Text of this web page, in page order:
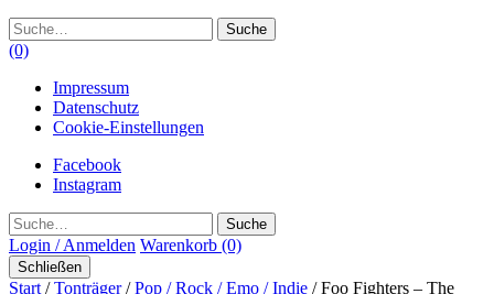
Suche
(0)
Impressum
Datenschutz
Cookie-Einstellungen
Facebook
Instagram
Suche
Login / Anmelden Warenkorb (0)
Schließen
Start /Tonträger/Pop / Rock / Emo / Indie / Foo Fighters – The